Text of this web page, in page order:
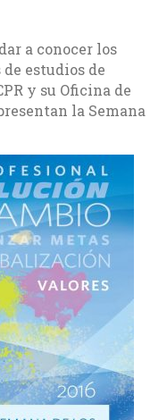
a conocer los
estudios de
y su Oficina de
la Semana